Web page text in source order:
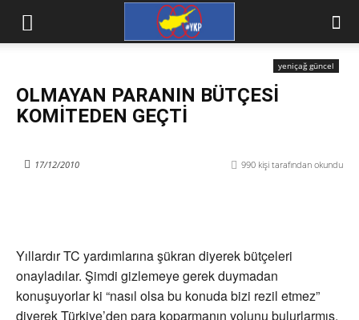
yeniçağ güncel
OLMAYAN PARANIN BÜTÇESİ
KOMİTEDEN GEÇTİ
990 kişi tarafından okundu
17/12/2010
Yıllardır TC yardımlarına şükran diyerek bütçeleri
onayladılar. Şimdi gizlemeye gerek duymadan
konuşuyorlar ki “nasıl olsa bu konuda bizi rezil etmez”
diyerek Türkiye’den para koparmanın yolunu bulurlarmış.